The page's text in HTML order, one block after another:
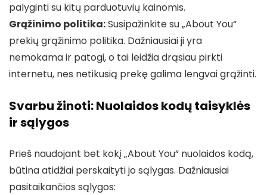
palyginti su kitų parduotuvių kainomis.
Grąžinimo politika:Susipažinkite su „About You“
prekių grąžinimo politika. Dažniausiai ji yra
nemokama ir patogi, o tai leidžia drąsiau pirkti
internetu, nes netikusią prekę galima lengvai grąžinti.
Svarbu žinoti: Nuolaidos kodų taisyklės
ir sąlygos
Prieš naudojant bet kokį „About You“ nuolaidos kodą,
būtina atidžiai perskaityti jo sąlygas. Dažniausiai
pasitaikančios sąlygos: